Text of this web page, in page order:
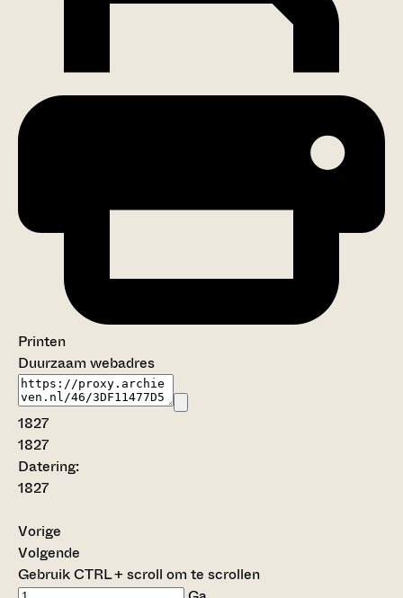
Printen
Duurzaam webadres
1827
1827
Datering:
1827
Vorige
Volgende
Gebruik CTRL + scroll om te scrollen